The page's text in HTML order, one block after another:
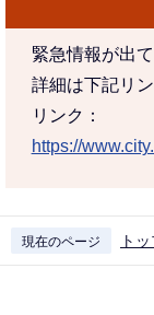
緊急情報が出
詳細は下記リ
リンク：
https://
現在のページ ト